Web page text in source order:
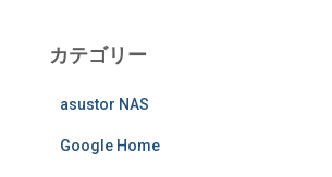
カテゴリー
asustor NAS
Google Home